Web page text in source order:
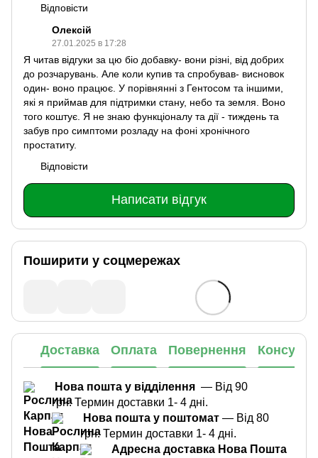
Відповісти
Олексій
27.01.2025 в 17:28
Я читав відгуки за цю біо добавку- вони різні, від добрих
до розчарувань. Але коли купив та спробував- висновок
один- воно працює. У порівнянні з Гентосом та іншими,
які я приймав для підтримки стану, небо та земля. Воно
того коштує. Я не знаю функціоналу та дії - тиждень та
забув про симптоми розладу на фоні хронічного
простатиту.
Відповісти
Написати відгук
Поширити у соцмережах
Доставка Оплата Повернення
Нова пошта у відділення — Від 90
грн. Термин доставки 1- 4 дні.
Нова пошта у поштомат — Від 80
грн. Термин доставки 1- 4 дні.
Адресна доставка Нова Пошта